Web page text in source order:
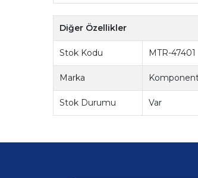
Diğer Özellikler
Stok Kodu MTR-47401
Marka
Stok Durumu Var